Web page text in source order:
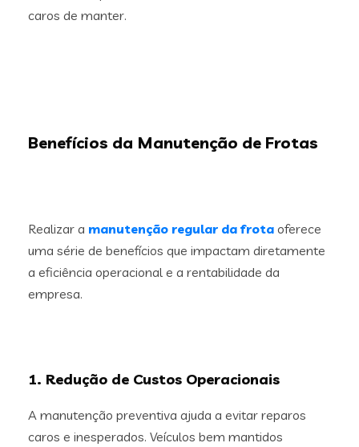
caros de manter.
Benefícios da Manutenção de Frotas
Realizar a manutenção regular da frota oferece
uma série de benefícios que impactam diretamente
a eficiência operacional e a rentabilidade da
empresa.
1. Redução de Custos Operacionais
A manutenção preventiva ajuda a evitar reparos
caros e inesperados. Veículos bem mantidos